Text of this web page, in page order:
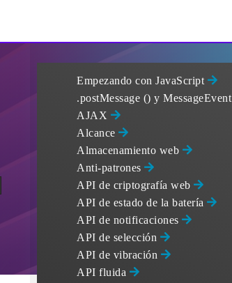
Empezando con JavaScript
.postMessage () y MessageEvent
AJAX
Alcance
Almacenamiento web
Anti-patrones
API de criptografía web
API de estado de la batería
API de notificaciones
API de selección
API de vibración
API fluida